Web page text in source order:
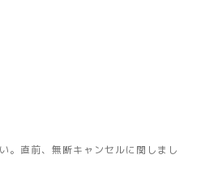
。直前、無断キャンセルに関しまし